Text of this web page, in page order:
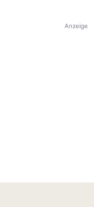
Anzeige